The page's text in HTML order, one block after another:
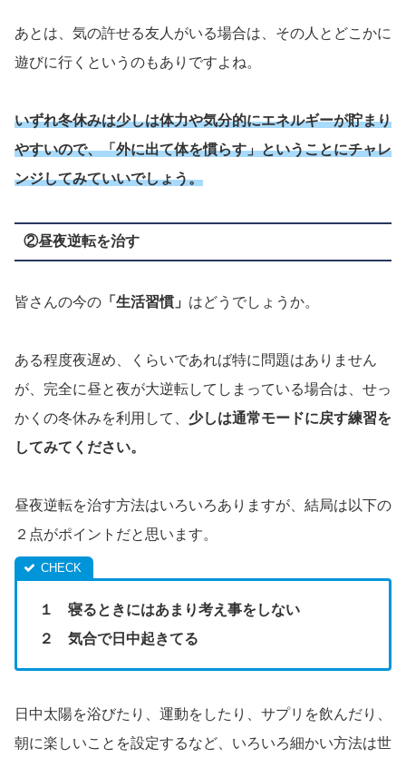
あとは、気の許せる友人がいる場合は、その人とどこかに
遊びに行くというのもありですよね。
いずれ冬休みは少しは体力や気分的にエネルギーが貯まり
やすいので、「外に出て体を慣らす」ということにチャレ
ンジしてみていいでしょう。
②昼夜逆転を治す
皆さんの今の 「生活習慣」 はどうでしょうか。
ある程度夜遅め、くらいであれば特に問題はありません
が、完全に昼と夜が大逆転してしまっている場合は、せっ
かくの冬休みを利用して、 少しは通常モードに戻す練習を
してみてください。
昼夜逆転を治す方法はいろいろありますが、結局は以下の
２点がポイントだと思います。
１ 寝るときにはあまり考え事をしない
２ 気合で日中起きてる
日中太陽を浴びたり、運動をしたり、サプリを飲んだり、
朝に楽しいことを設定するなど、いろいろ細かい方法は世